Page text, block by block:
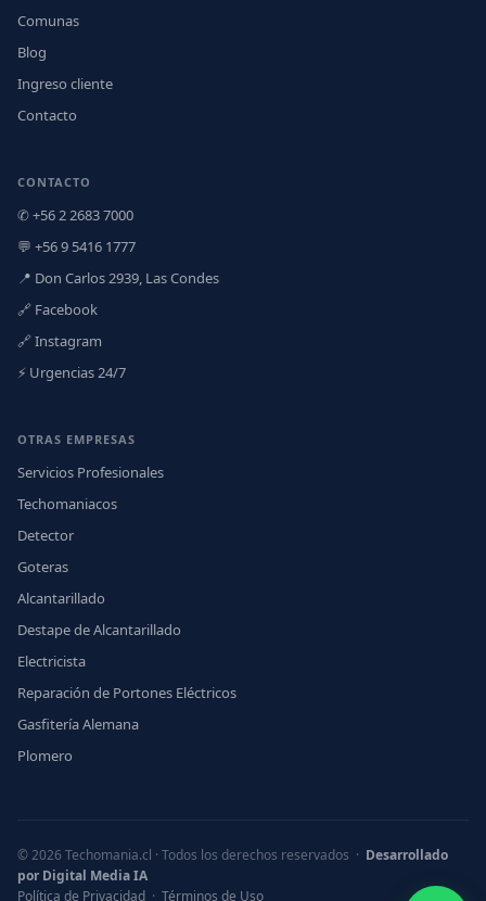
Comunas
Blog
Ingreso cliente
Contacto
CONTACTO
✆ +56 2 2683 7000
💬 +56 9 5416 1777
📍 Don Carlos 2939, Las Condes
🔗 Facebook
🔗 Instagram
⚡ Urgencias 24/7
OTRAS EMPRESAS
Servicios Profesionales
Techomaniacos
Detector
Goteras
Alcantarillado
Destape de Alcantarillado
Electricista
Reparación de Portones Eléctricos
Gasfitería Alemana
Plomero
© 2026 Techomania.cl · Todos los derechos reservados · Desarrollado
por Digital Media IA
Política de Privacidad · Términos de Uso